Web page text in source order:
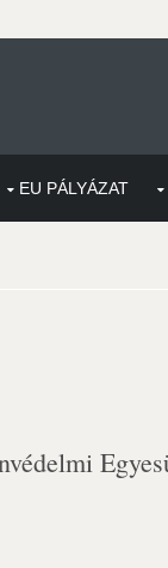
EU PÁLYÁZAT